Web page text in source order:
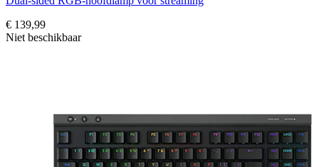
€ 139,99
Niet beschikbaar